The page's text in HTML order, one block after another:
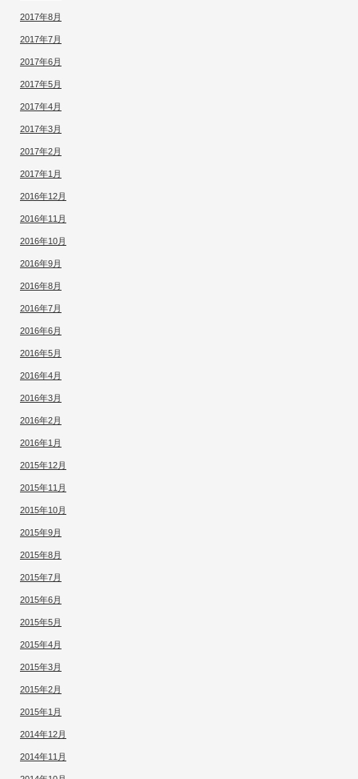
2017年8月
2017年7月
2017年6月
2017年5月
2017年4月
2017年3月
2017年2月
2017年1月
2016年12月
2016年11月
2016年10月
2016年9月
2016年8月
2016年7月
2016年6月
2016年5月
2016年4月
2016年3月
2016年2月
2016年1月
2015年12月
2015年11月
2015年10月
2015年9月
2015年8月
2015年7月
2015年6月
2015年5月
2015年4月
2015年3月
2015年2月
2015年1月
2014年12月
2014年11月